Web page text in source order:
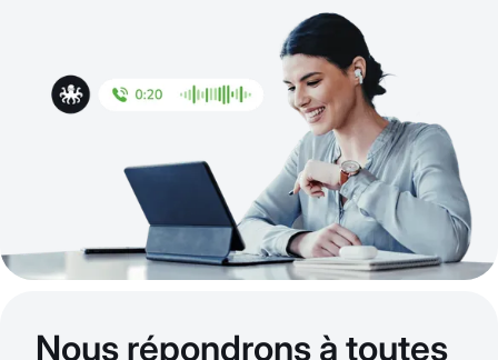
Nous répondrons à toutes